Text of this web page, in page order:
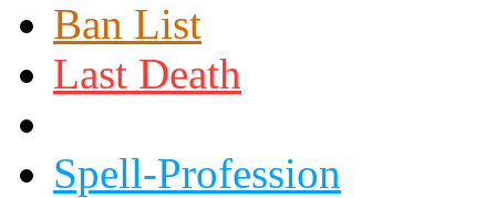
Ban List
Last Death
Spell-Profession